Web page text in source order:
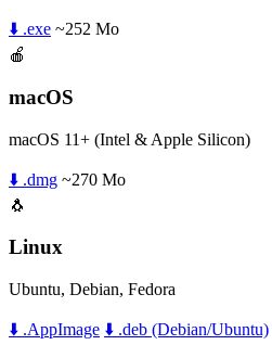
⬇️ .exe ~252 Mo
🍎
macOS
macOS 11+ (Intel & Apple Silicon)
⬇️ .dmg ~270 Mo
🐧
Linux
Ubuntu, Debian, Fedora
⬇️ .AppImage ⬇️ .deb (Debian/Ubuntu)